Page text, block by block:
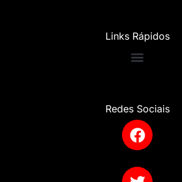
Links Rápidos
Redes Sociais